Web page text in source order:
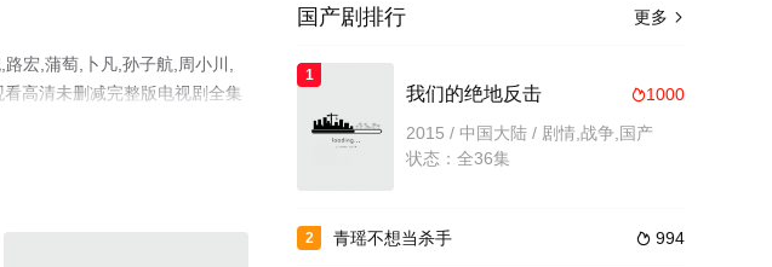
宏,蒲萄,卜凡,孙子航,周小川,
高清未删减完整版电视剧全集
。
更多 
国产剧排行
1
1000
我们的绝地反击
2015 / 中国大陆 / 剧情,战争,国产
状态：全36集
2  994
青瑶不想当杀手